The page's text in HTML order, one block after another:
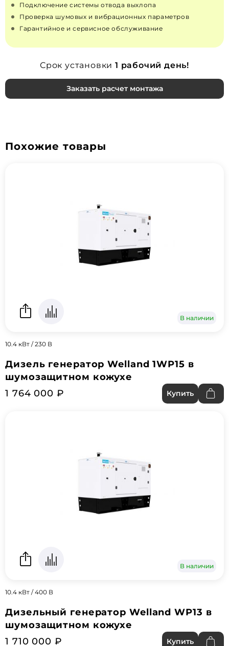
Подключение системы отвода выхлопа
Проверка шумовых и вибрационных параметров
Гарантийное и сервисное обслуживание
Срок установки 1 рабочий день!
Заказать расчет монтажа
Похожие товары
В наличии
10.4 кВт / 230 В
Дизель генератор Welland 1WP15 в
шумозащитном кожухе
1 764 000 ₽
Купить
В наличии
10.4 кВт / 400 В
Дизельный генератор Welland WP13 в
шумозащитном кожухе
1 710 000 ₽
Купить